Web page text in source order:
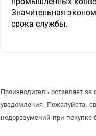
Значительная
срока службы.
Производитель оставляет
уведомления. Пожалуйста,
недоразумений при покупке